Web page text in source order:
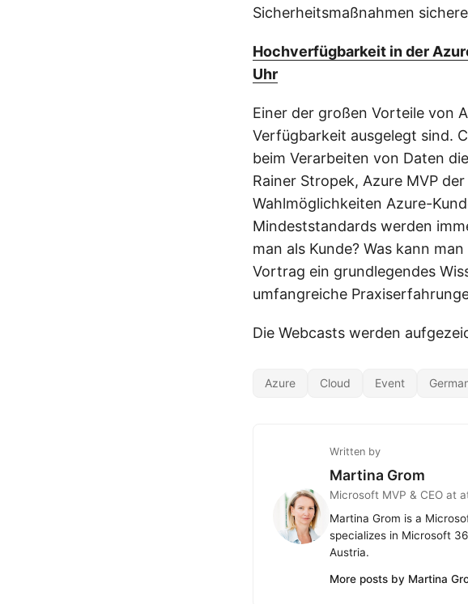
Sicherheitsmaßnahmen
Hochverfügbarkeit in der
Uhr
Einer der großen Vorteile von
Verfügbarkeit ausgelegt sind.
beim Verarbeiten von Daten
Rainer Stropek, Azure MVP
Wahlmöglichkeiten Azure-
Mindeststandards werden
man als Kunde? Was kann
Vortrag ein grundlegendes
umfangreiche
Die Webcasts werden
Azure Cloud Event
Written by
Martina Grom
Microsoft MVP & CEO at
Martina Grom is a
specializes in Microsoft
Austria.
More posts by Martina